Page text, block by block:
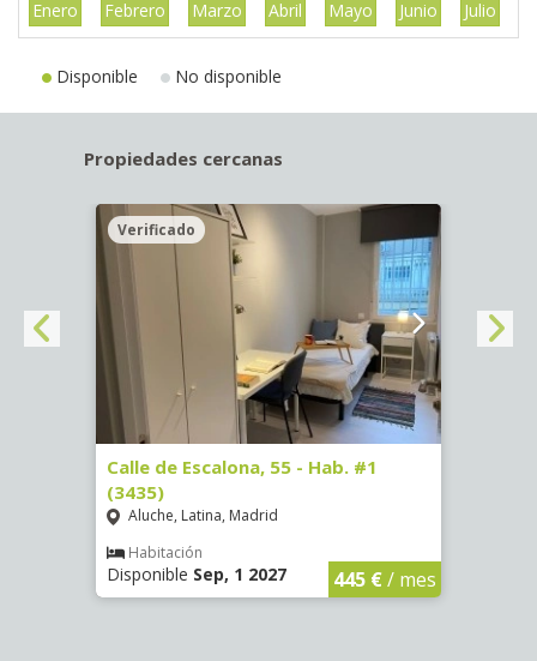
Enero Febrero Marzo Abril Mayo Junio Julio
Disponible No disponible
Propiedades cercanas
Verificado
Calle de Escalona, 55 - Hab. #1
(3435)
Aluche, Latina, Madrid
Habitación
Disponible Sep, 1 2027 445 €/ mes